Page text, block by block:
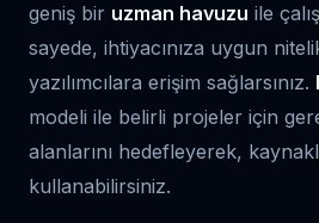
geniş bir uzman havuzu ile
sayede, ihtiyacınıza uygun
yazılımcılara erişim sağlarsınız.
modeli ile belirli projeler için
alanlarını hedefleyerek,
kullanabilirsiniz.